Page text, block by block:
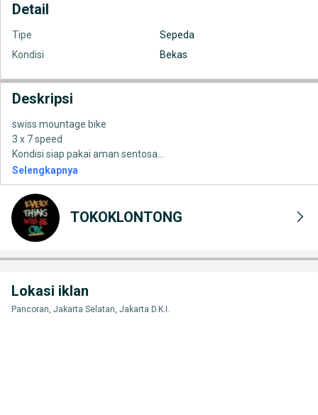
Detail
Tipe
Sepeda
Kondisi
Bekas
Deskripsi
swiss mountage bike
3 x 7 speed
Kondisi siap pakai aman sentosa
Selengkapnya
TOKOKLONTONG
Lokasi iklan
Pancoran, Jakarta Selatan, Jakarta D.K.I.